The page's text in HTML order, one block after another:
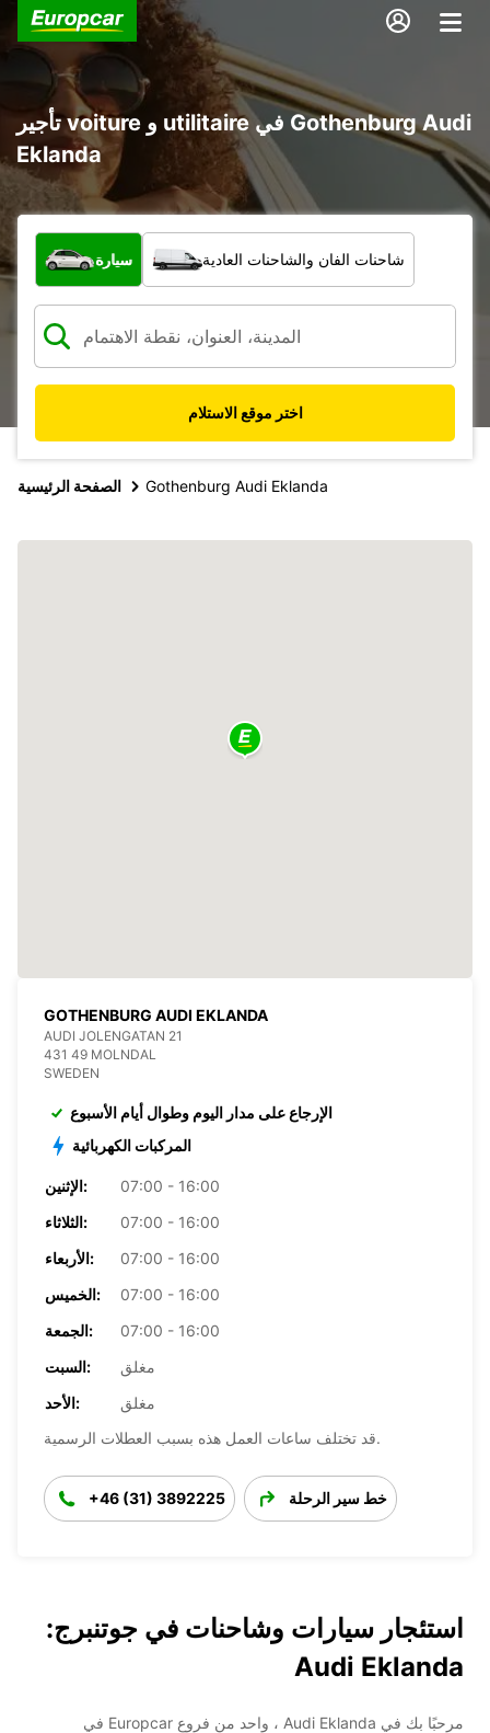
تأجير voiture و utilitaire في Gothenburg Audi
Eklanda
ما نوع المركبة؟
سيارة شاحنات الفان والشاحنات العادية
اختر موقع الاستلام
الصفحة الرئيسية Gothenburg Audi Eklanda
GOTHENBURG AUDI EKLANDA
AUDI JOLENGATAN 21
431 49 MOLNDAL
SWEDEN
الإرجاع على مدار اليوم وطوال أيام الأسبوع
المركبات الكهربائية
الإثنين:
07:00 - 16:00
الثلاثاء:
07:00 - 16:00
الأربعاء:
07:00 - 16:00
الخميس:
07:00 - 16:00
الجمعة:
07:00 - 16:00
السبت:
مغلق
الأحد:
مغلق
قد تختلف ساعات العمل هذه بسبب العطلات الرسمية.
+46 (31) 3892225 خط سير الرحلة
استئجار سيارات وشاحنات في جوتنبرج:
Audi Eklanda
مرحبًا بك في Audi Eklanda ، واحد من فروع Europcar في